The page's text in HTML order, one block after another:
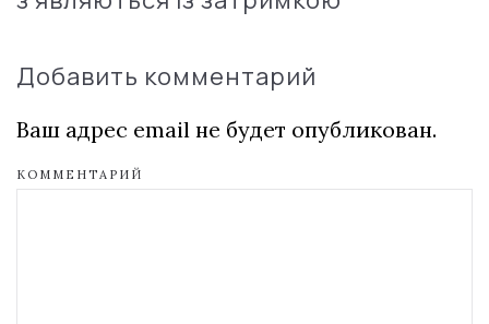
Добавить комментарий
Ваш адрес email не будет опубликован.
КОММЕНТАРИЙ